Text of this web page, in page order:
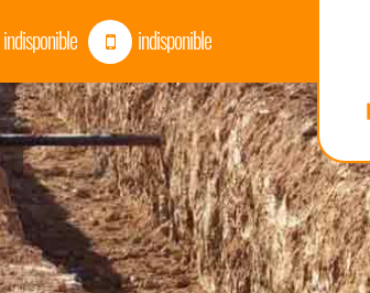
indisponible indisponible